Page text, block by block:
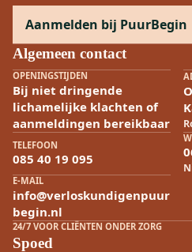
Aanmelden bij PuurBegin
Algemeen contact
OPENINGSTIJDEN
Bij niet dringende
lichamelijke klachten of
aanmeldingen bereikbaar
TELEFOON
085 40 19 095
E-MAIL
info@verloskundigenpuur
begin.nl
24/7 VOOR CLIËNTEN ONDER ZORG
Spoed